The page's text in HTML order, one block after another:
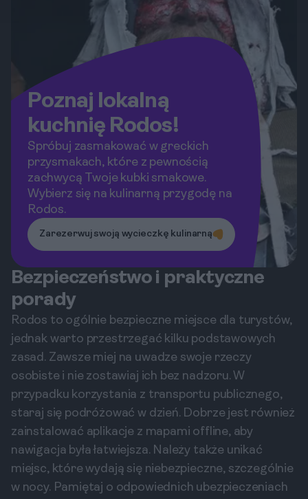
Poznaj lokalną
kuchnię Rodos!
Spróbuj zasmakować w greckich
przysmakach, które z pewnością
zachwycą Twoje kubki smakowe.
Wybierz się na kulinarną przygodę na
Rodos.
Zarezerwuj swoją wycieczkę kulinarną
Bezpieczeństwo i praktyczne
porady
Rodos to ogólnie bezpieczne miejsce dla turystów,
jednak warto przestrzegać kilku podstawowych
zasad. Zawsze miej na uwadze swoje rzeczy
osobiste i nie zostawiaj ich bez nadzoru. W
przypadku korzystania z transportu publicznego,
staraj się podróżować w dzień. Dobrze jest również
zainstalować aplikacje z mapami offline, aby
nawigacja była łatwiejsza. Należy także unikać
miejsc, które wydają się niebezpieczne, szczególnie
w nocy. Pamiętaj o odpowiednich ubezpieczeniach